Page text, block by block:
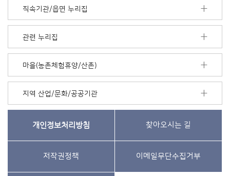
직속기관/읍면 누리집
관련 누리집
마을(농촌체험휴양/산촌)
지역 산업/문화/공공기관
개인정보처리방침 찾아오시는 길
저작권정책 이메일무단수집거부